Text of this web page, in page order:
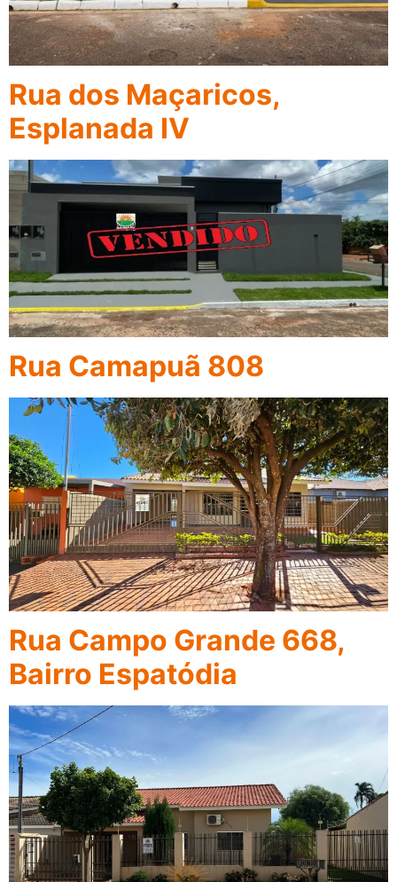
Rua dos Maçaricos,
Esplanada IV
Rua Camapuã 808
Rua Campo Grande 668,
Bairro Espatódia